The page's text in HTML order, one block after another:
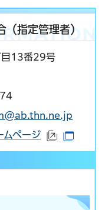
指定管理者）
目13番29号
ムページ （外部サ